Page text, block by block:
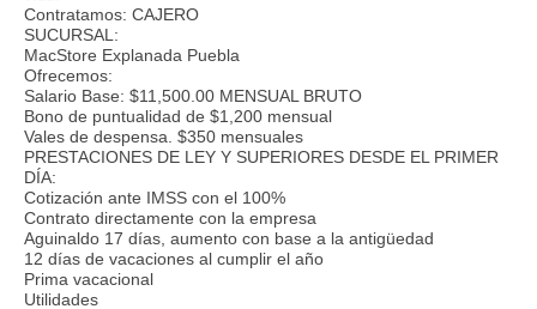
Contratamos: CAJERO
SUCURSAL:
MacStore Explanada Puebla
Ofrecemos:
Salario Base: $11,500.00 MENSUAL BRUTO
Bono de puntualidad de $1,200 mensual
Vales de despensa. $350 mensuales
PRESTACIONES DE LEY Y SUPERIORES DESDE EL PRIMER
DÍA:
Cotización ante IMSS con el 100%
Contrato directamente con la empresa
Aguinaldo 17 días, aumento con base a la antigüedad
12 días de vacaciones al cumplir el año
Prima vacacional
Utilidades